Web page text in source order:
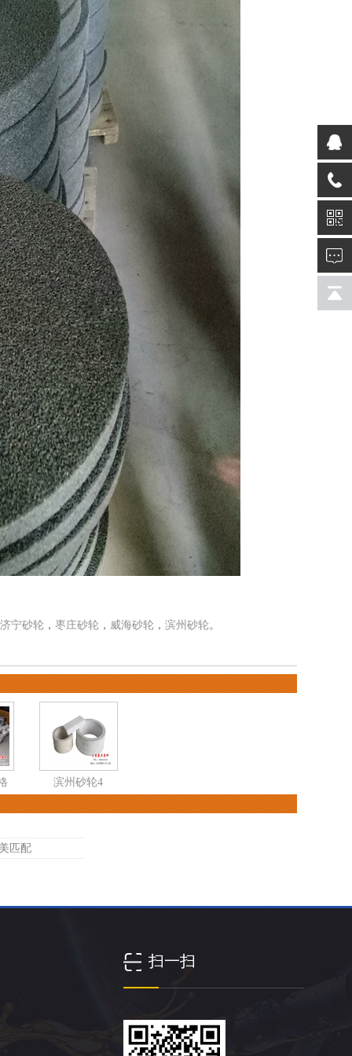
济宁砂轮 ， 枣庄砂轮 ， 威海砂轮 ， 滨州砂轮。
滨州砂轮4
匹配
扫一扫